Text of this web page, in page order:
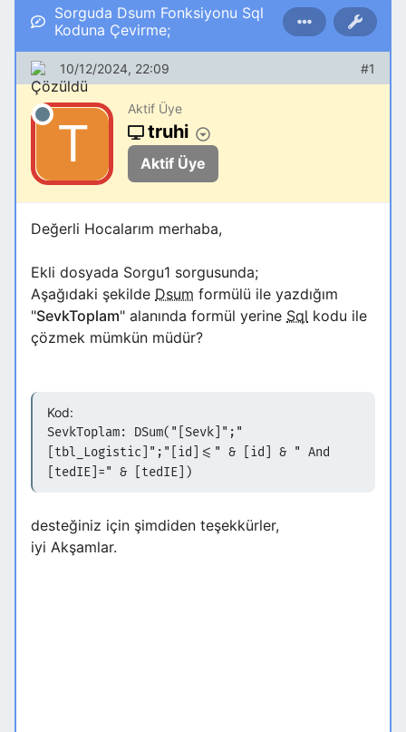
Sorguda Dsum Fonksiyonu Sql
Koduna Çevirme;
10/12/2024, 22:09 #1
Aktif Üye
truhi
Aktif Üye
Değerli Hocalarım merhaba,
Ekli dosyada Sorgu1 sorgusunda;
Aşağıdaki şekilde Dsum formülü ile yazdığım
"SevkToplam" alanında formül yerine Sql kodu ile
çözmek mümkün müdür?
Kod:
SevkToplam: DSum("[Sevk]";"
[tbl_Logistic]";"[id]<=" & [id] & " And
[tedIE]=" & [tedIE])
desteğiniz için şimdiden teşekkürler,
iyi Akşamlar.